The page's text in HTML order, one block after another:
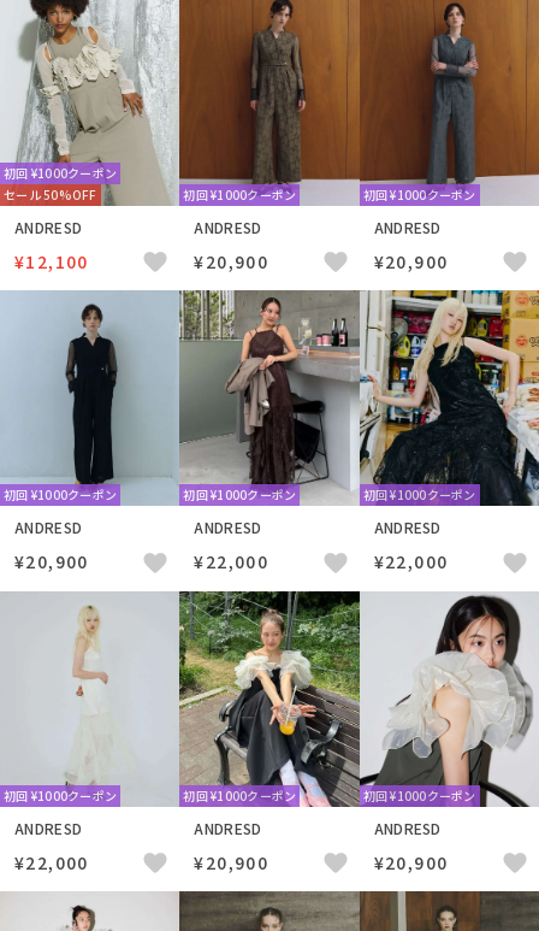
初回 ¥1000クーポン
セール 50%OFF
ANDRESD
¥12,100
初回 ¥1000クーポン
ANDRESD
¥20,900
初回 ¥1000クーポン
ANDRESD
¥20,900
初回 ¥1000クーポン
ANDRESD
¥20,900
初回 ¥1000クーポン
ANDRESD
¥22,000
初回 ¥1000クーポン
ANDRESD
¥22,000
初回 ¥1000クーポン
ANDRESD
¥22,000
初回 ¥1000クーポン
ANDRESD
¥20,900
初回 ¥1000クーポン
ANDRESD
¥20,900